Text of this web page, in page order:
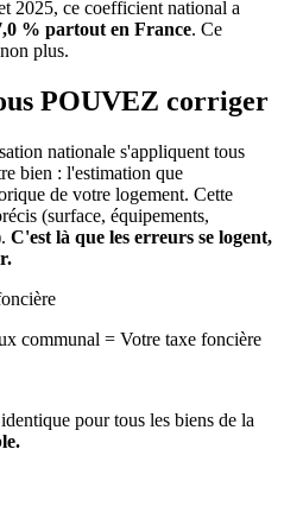
2025, ce coefficient national a
% partout en France. Ce
plus.
POUVEZ corriger
nationale s'appliquent tous
bien : l'estimation que
de votre logement. Cette
(surface, équipements,
C'est là que les erreurs se logent,
communal = Votre taxe foncière
pour tous les biens de la